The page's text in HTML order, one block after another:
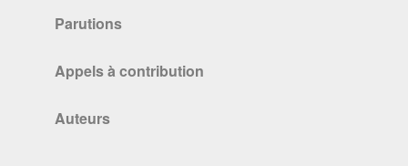
Parutions
Appels à contribution
Auteurs